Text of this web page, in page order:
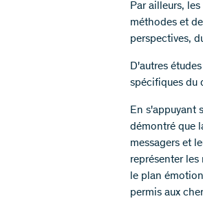
Par ailleurs,
méthodes et
perspectives,
D'autres
spécifiques du
En s'appuyant
démontré que
messagers et
représenter
le plan
permis aux